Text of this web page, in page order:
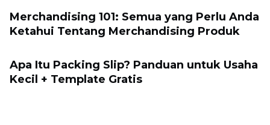
Merchandising 101: Semua yang Perlu Anda
Ketahui Tentang Merchandising Produk
Apa Itu Packing Slip? Panduan untuk Usaha
Kecil + Template Gratis